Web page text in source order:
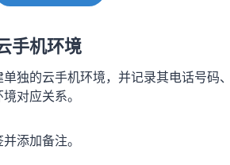
手机环境
独的云手机环境，并记录其电话号码
对应关系。
添加备注。